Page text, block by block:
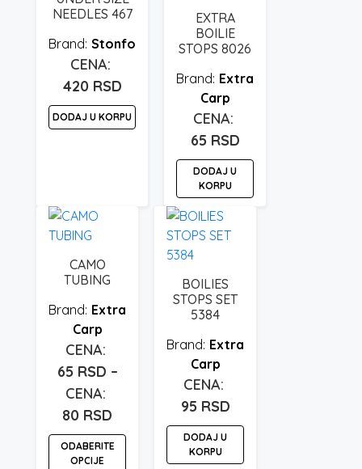
NEEDLES 467
Stonfo
420 RSD
DODAJ U KORPU
EXTRA
BOILIE
STOPS 8026
Extra
Carp
65 RSD
DODAJ U
KORPU
CAMO
TUBING
Extra
Carp
65 RSD –
80 RSD
cena:
ODABERITE
OPCIJE
BOILIES
STOPS SET
5384
Extra
Carp
95 RSD
DODAJ U
KORPU